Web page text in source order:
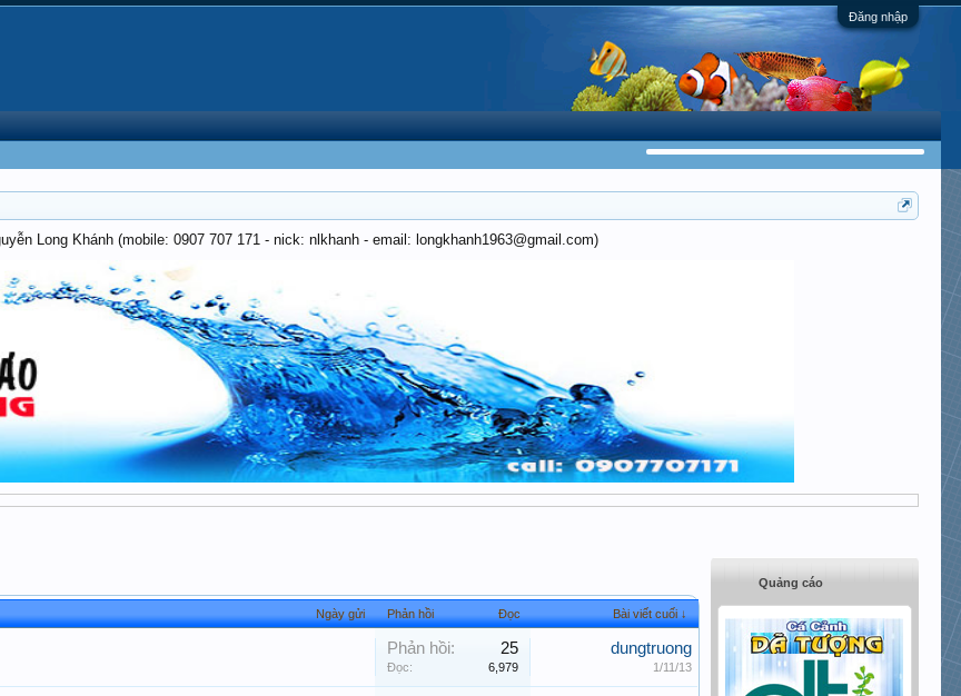
Đăng nhập
Long Khánh (mobile: 0907 707 171 - nick: nlkhanh - email: longkhanh1963@gmail.com)
Ngày gửi Phản hồi Đọc Bài viết cuối ↓
Phản hồi: 25
Đọc: 6,979
dungtruong
1/11/13
Quảng cáo